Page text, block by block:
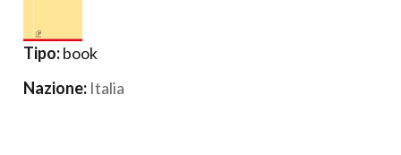
Tipo:book
Nazione: Italia